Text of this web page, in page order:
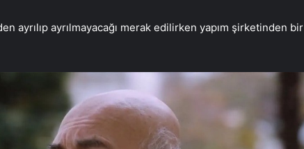
ayrılıp ayrılmayacağı merak edilirken yapım şirketinden bir